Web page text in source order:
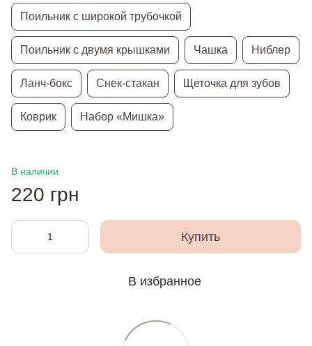
Поильник с широкой трубочкой
Поильник с двумя крышками Чашка Ниблер
Ланч-бокс Снек-стакан Щеточка для зубов
Коврик Набор «Мишка»
В наличии
220 грн
Купить
В избранное